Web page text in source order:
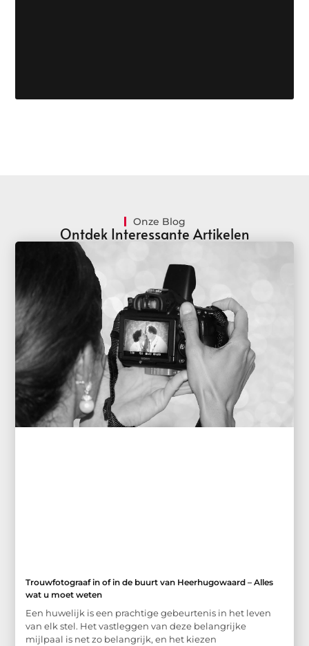
Onze Blog
Ontdek Interessante Artikelen
Trouwfotograaf in of in de buurt van Heerhugowaard – Alles
wat u moet weten
Een huwelijk is een prachtige gebeurtenis in het leven
van elk stel. Het vastleggen van deze belangrijke
mijlpaal is net zo belangrijk, en het kiezen